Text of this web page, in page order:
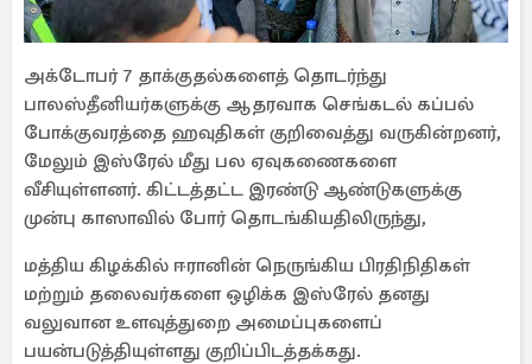
அக்டோபர் 7 தாக்குதல்களைத் தொடர்ந்து
பாலஸ்தீனியர்களுக்கு ஆதரவாக செங்கடல் கப்பல்
போக்குவரத்தை ஹவுதிகள் குறிவைத்து வருகின்றனர்,
மேலும் இஸ்ரேல் மீது பல ஏவுகணைகளை
வீசியுள்ளனர். கிட்டத்தட்ட இரண்டு ஆண்டுகளுக்கு
முன்பு காஸாவில் போர் தொடங்கியதிலிருந்து,
மத்திய கிழக்கில் ஈரானின் நெருங்கிய பிரதிநிதிகள்
மற்றும் தலைவர்களை ஒழிக்க இஸ்ரேல் தனது
வலுவான உளவுத்துறை அமைப்புகளைப்
பயன்படுத்தியுள்ளது குறிப்பிடத்தக்கது.